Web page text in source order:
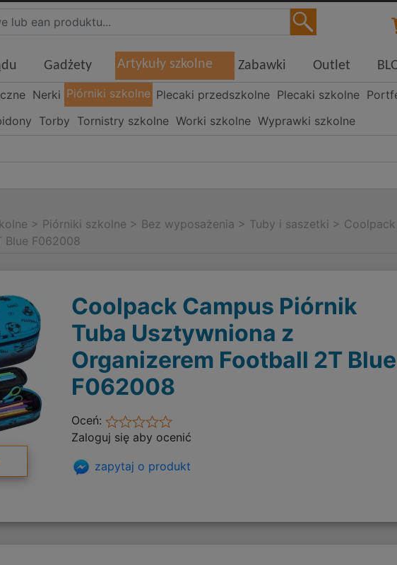
Gadżety Artykuły szkolne Zabawki Outlet
Nerki Piórniki szkolne Plecaki przedszkolne Plecaki szkolne
Torby Tornistry szkolne Worki szkolne Wyprawki szkolne
> Piórniki szkolne > Bez wyposażenia > Tuby i saszetki >
Blue F062008
Coolpack Campus Piórnik
Tuba Usztywniona z
Organizerem Football 2T Blue
F062008
Oceń:
Zaloguj się aby ocenić
zapytaj o produkt